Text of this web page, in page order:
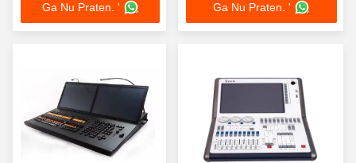
Ga Nu Praten. ' Ga Nu Praten. '